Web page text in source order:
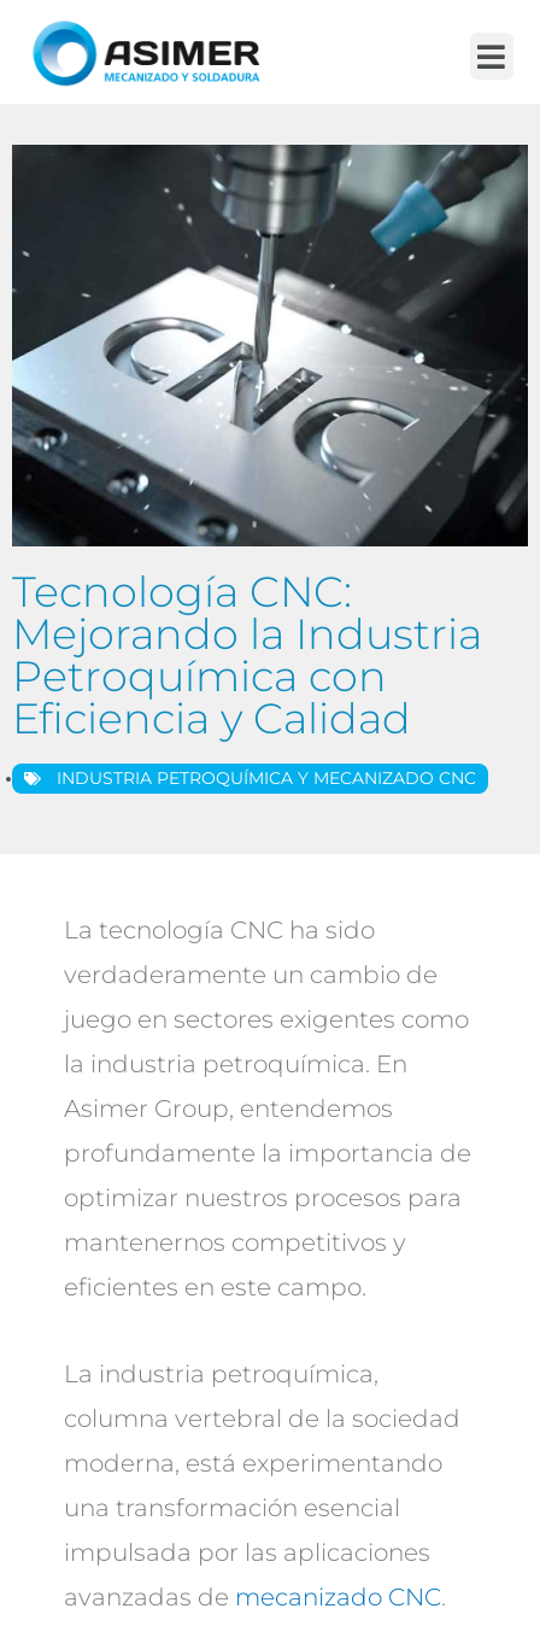
Tecnología CNC:
Mejorando la Industria
Petroquímica con
Eficiencia y Calidad
INDUSTRIA PETROQUÍMICA Y MECANIZADO CNC
La tecnología CNC ha sido
verdaderamente un cambio de
juego en sectores exigentes como
la industria petroquímica. En
Asimer Group, entendemos
profundamente la importancia de
optimizar nuestros procesos para
mantenernos competitivos y
eficientes en este campo.
La industria petroquímica,
columna vertebral de la sociedad
moderna, está experimentando
una transformación esencial
impulsada por las aplicaciones
avanzadas de mecanizado CNC.